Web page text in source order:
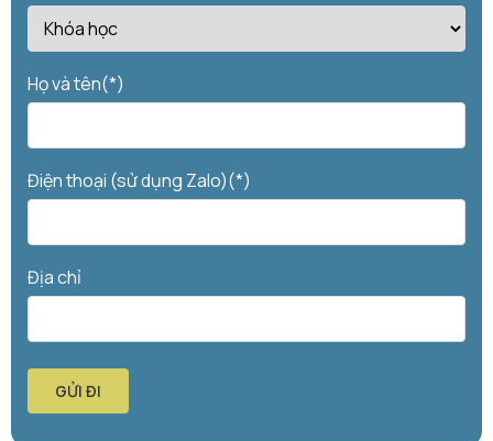
Họ và tên(*)
Điện thoại (sử dụng Zalo)(*)
Địa chỉ
GỬI ĐI